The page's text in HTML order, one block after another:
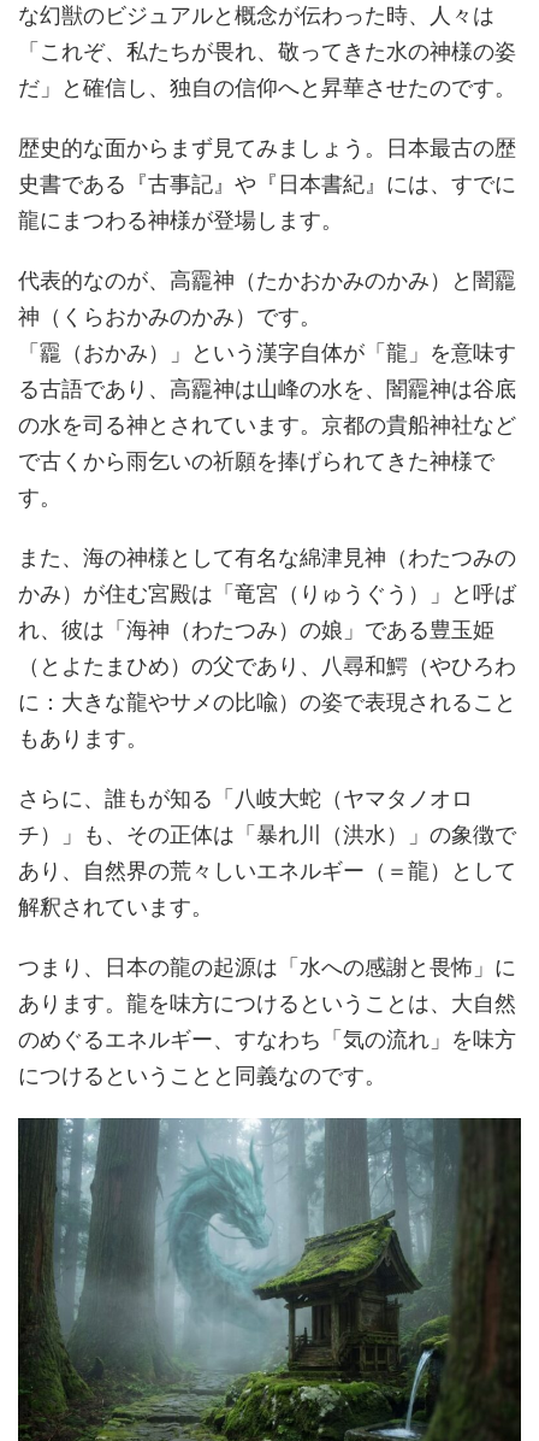
な幻獣のビジュアルと概念が伝わった時、人々は
「これぞ、私たちが畏れ、敬ってきた水の神様の姿
だ」と確信し、独自の信仰へと昇華させたのです。
歴史的な面からまず見てみましょう。日本最古の歴
史書である『古事記』や『日本書紀』には、すでに
龍にまつわる神様が登場します。
代表的なのが、高龗神（たかおかみのかみ）と闇龗
神（くらおかみのかみ）です。
「龗（おかみ）」という漢字自体が「龍」を意味す
る古語であり、高龗神は山峰の水を、闇龗神は谷底
の水を司る神とされています。京都の貴船神社など
で古くから雨乞いの祈願を捧げられてきた神様で
す。
また、海の神様として有名な綿津見神（わたつみの
かみ）が住む宮殿は「竜宮（りゅうぐう）」と呼ば
れ、彼は「海神（わたつみ）の娘」である豊玉姫
（とよたまひめ）の父であり、八尋和鰐（やひろわ
に：大きな龍やサメの比喩）の姿で表現されること
もあります。
さらに、誰もが知る「八岐大蛇（ヤマタノオロ
チ）」も、その正体は「暴れ川（洪水）」の象徴で
あり、自然界の荒々しいエネルギー（＝龍）として
解釈されています。
つまり、日本の龍の起源は「水への感謝と畏怖」に
あります。龍を味方につけるということは、大自然
のめぐるエネルギー、すなわち「気の流れ」を味方
につけるということと同義なのです。